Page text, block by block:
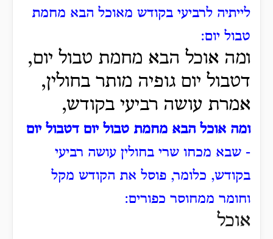
לייתיה לרביעי בקודש מאוכל הבא מחמת
טבול יום:
ומה אוכל הבא מחמת טבול יום,
דטבול יום גופיה מותר בחולין,
אמרת עושה רביעי בקודש,
ומה אוכל הבא מחמת טבול יום דטבול יום
- שבא מכחו שרי בחולין עושה רביעי
בקודש, כלומר, פוסל את הקודש מקל
וחומר ממחוסר כפורים:
אוכל